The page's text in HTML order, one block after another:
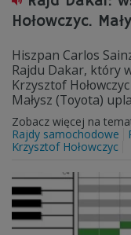
Hołowczyc.
Hiszpan Carlos
Rajdu Dakar, który
Krzysztof
Małysz (Toyota)
Zobacz więcej na
Rajdy samochodowe
Krzysztof Hołowczyc